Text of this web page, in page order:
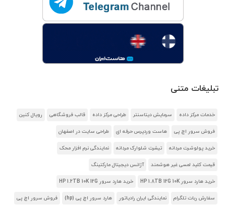
تبلیغات متنی
خدمات مرکز داده سرمایش دیتاسنتر طراحی مرکز داده قالب فروشگاهی رویال کنین
فروش سرور اچ پی هاست وردپرس حرفه ای طراحی سایت در اصفهان
خرید پولوشرت مردانه تیشرت شلوارک مردانه نمایندگی نرم افزار محک
قیمت کلید لمسی غیر هوشمند آژانس دیجیتال مارکتینگ
خرید هارد سرور HP 1.8TB 12G 10K خرید هارد سرور HP 1.2TB 10K 12G
سفارش ربات تلگرام نمایندگی ایران رادیاتور هارد سرور اچ پی (hp) فروش سرور اچ پی